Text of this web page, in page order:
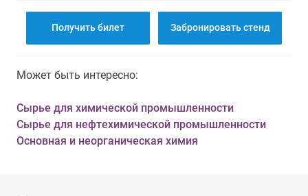
Получить билет Забронировать стенд
Может быть интересно:
Сырье для химической промышленности
Сырье для нефтехимической промышленности
Основная и неорганическая химия